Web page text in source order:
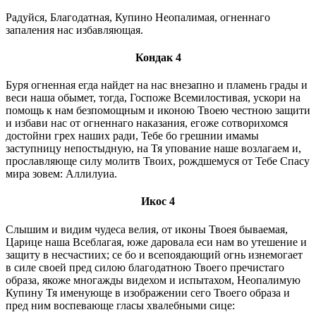
Радуйся, Благодатная, Купино Неопалимая, огненнаго
запаления нас избавляющая.
Кондак 4
Буря огненная егда найдет на нас внезапно и пламень грады и
веси наша обымет, тогда, Госпоже Всемилостивая, ускори на
помощь к нам безпомощным и иконою Твоею честною защити
и избави нас от огненнаго наказания, егоже сотворихомся
достойни грех наших ради, Тебе бо грешнии имамы
заступницу непостыдную, на Тя упование наше возлагаем и,
прославляюще силу молитв Твоих, рождшемуся от Тебе Спасу
мира зовем: Аллилуиа.
Икос 4
Слышим и видим чудеса велия, от иконы Твоея бываемая,
Царице наша Всеблагая, юже даровала еси нам во утешение и
защиту в несчастиих; се бо и всепоядающий огнь изнемогает
в силе своей пред силою благодатною Твоего пречистаго
образа, якоже многажды видехом и испытахом, Неопалимую
Купину Тя именующе в изображении сего Твоего образа и
пред ним воспевающе гласы хвалебными сице: